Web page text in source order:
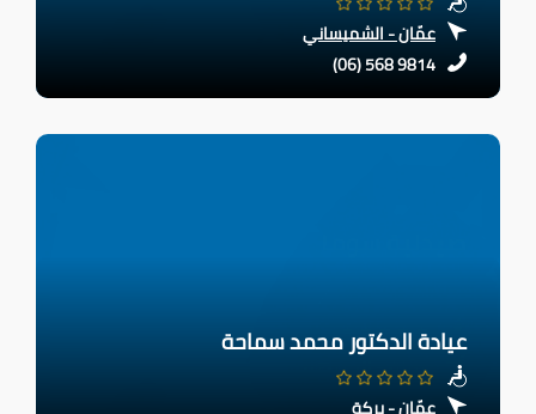
عمّان - الشميساني
(06) 568 9814
عيادة الدكتور محمد سماحة
عمّان - بركة